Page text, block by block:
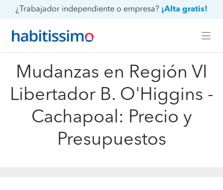
¿Trabajador independiente o empresa? ¡Alta gratis!
Mudanzas en Región VI
Libertador B. O'Higgins -
Cachapoal: Precio y
Presupuestos